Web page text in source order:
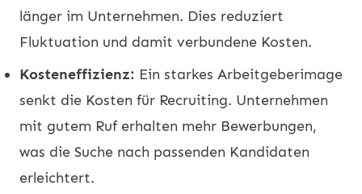
länger im Unternehmen. Dies reduziert
Fluktuation und damit verbundene Kosten.
Kosteneffizienz: Ein starkes Arbeitgeberimage
senkt die Kosten für Recruiting. Unternehmen
mit gutem Ruf erhalten mehr Bewerbungen,
was die Suche nach passenden Kandidaten
erleichtert.